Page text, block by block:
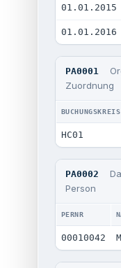
01.01.2015
01.01.2016
PA0001
Zuordnung
BUCHUNGSKREIS
HC01
PA0002
Person
PERNR
00010042